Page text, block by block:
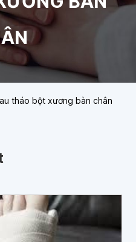
tháo bột xương bàn chân